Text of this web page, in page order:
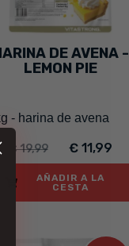
DE AVENA -
LEMON PIE
- harina de avena
€ 19,99 € 11,99
AÑADIR A LA
CESTA